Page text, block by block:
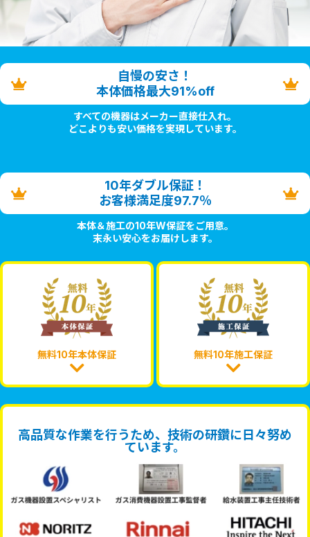
自慢の安さ！
本体価格最大91%off
すべての機器はメーカー直接仕入れ。
どこよりも安い価格を実現しています。
10年ダブル保証！
お客様満足度97.7％
本体＆施工の10年W保証をご用意。
末永い安心をお届けします。
無料10年本体保証 無料10年施工保証
高品質な作業を行うため、技術の研鑽に日々努め
ています。